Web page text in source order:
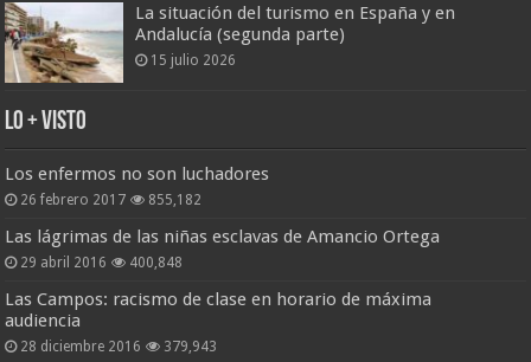
La situación del turismo en España y en
Andalucía (segunda parte)
15 julio 2026
Lo + Visto
Los enfermos no son luchadores
26 febrero 2017 855,182
Las lágrimas de las niñas esclavas de Amancio Ortega
29 abril 2016 400,848
Las Campos: racismo de clase en horario de máxima
audiencia
28 diciembre 2016 379,943